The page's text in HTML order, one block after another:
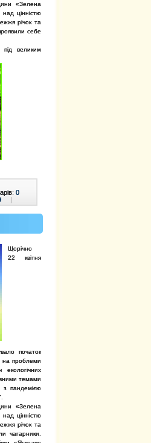
«Зелена
цінністю
річок та
себе
великим
0
|
Щорічно
22 квітня
початок
на проблеми
темами
з пандемією
«Зелена
цінністю
річок та
чагарники.